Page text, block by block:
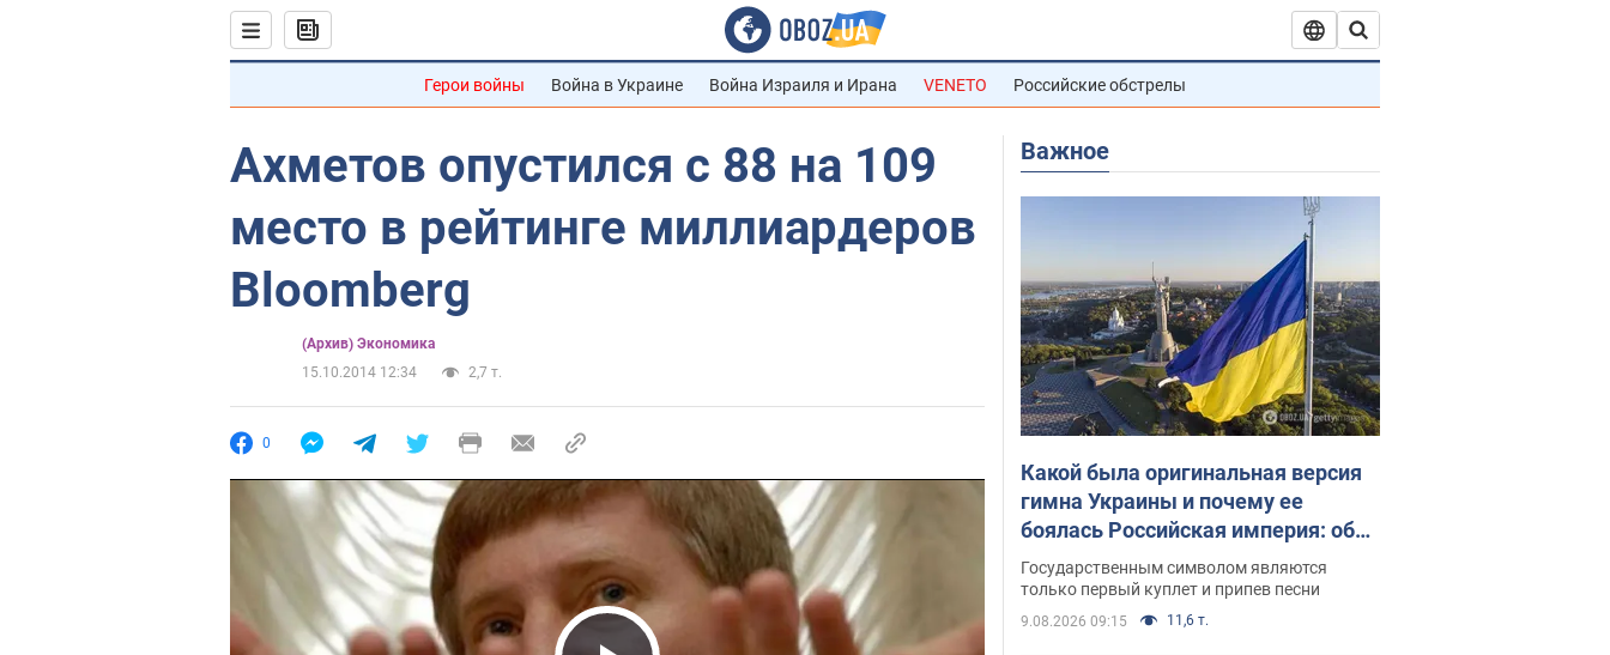
Герои войны Война в Украине Война Израиля и Ирана VENETO Российские обстрелы
Ахметов опустился с 88 на 109
место в рейтинге миллиардеров
Bloomberg
(Архив) Экономика
15.10.2014 12:34
2,7 т.
0
Важное
Какой была оригинальная версия
гимна Украины и почему ее
боялась Российская империя: об
этом не рассказывают в школе
Государственным символом являются
только первый куплет и припев песни
9.08.2026 09:15 11,6 т.